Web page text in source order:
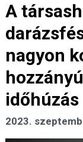
A
nagyon
időhúzás
2023.